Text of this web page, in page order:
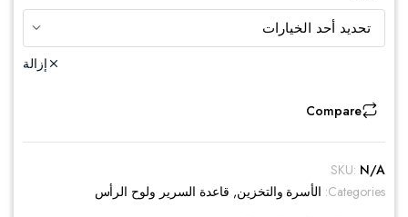
إزالة
Compare
SKU: N/A
Categories: الأسرة والتخزين, قاعدة السرير ولوح الرأس